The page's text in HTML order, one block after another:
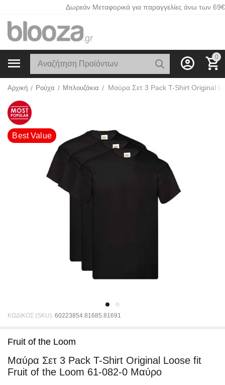
Δωρεάν Μεταφορικά για παραγγελίες άνω των 69€
0
Αρχική / Ρούχα / Μπλουζάκια /
Best Value
ΚΩΔΙΚΟΣ (SKU): 60223854.81685.81691
Fruit of the Loom
Μαύρα Σετ 3 Pack T-Shirt Original Loose fit
Fruit of the Loom 61-082-0 Μαύρο